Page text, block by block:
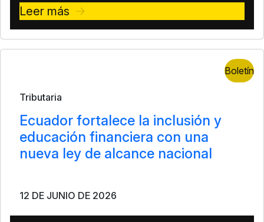
Leer más
Boletín
Tributaria
Ecuador fortalece la inclusión y
educación financiera con una
nueva ley de alcance nacional
12 DE JUNIO DE 2026